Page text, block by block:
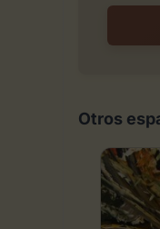
Otros